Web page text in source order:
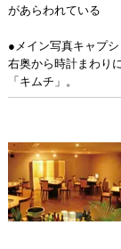
があらわれている
●メイン写真キャプシ
右奥から時計まわり
「キムチ」。